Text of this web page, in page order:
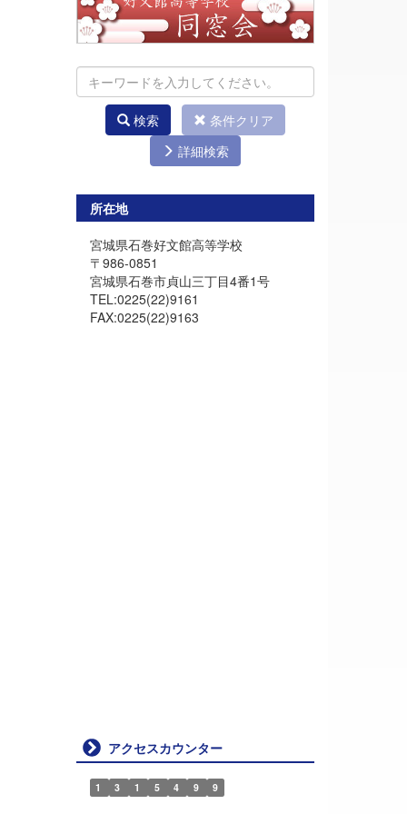
検索
条件クリア
詳細検索
所在地
宮城県石巻好文館高等学校
〒986-0851
宮城県石巻市貞山三丁目4番1号
TEL:0225(22)9161
FAX:0225(22)9163
アクセスカウンター
1 3 1 5 4 9 9